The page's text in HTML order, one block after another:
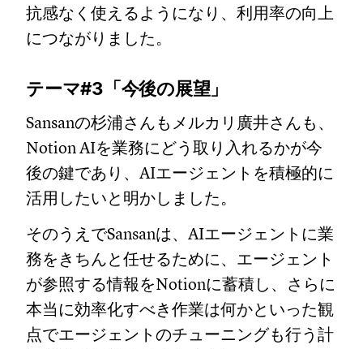
抗感なく使えるようになり、利用率の向上
につながりました。
テーマ#3「今後の展望」
Sansanの杉浦さんもメルカリ廣井さんも、
Notion AIを業務にどう取り入れるかが今
後の鍵であり、AIエージェントを積極的に
活用したいと明かしました。
そのうえでSansanは、AIエージェントに業
務をきちんと任せるために、エージェント
が参照する情報をNotionに蓄積し、さらに
本当に効率化すべき作業は何かといった観
点でエージェントのチューニングも行う計